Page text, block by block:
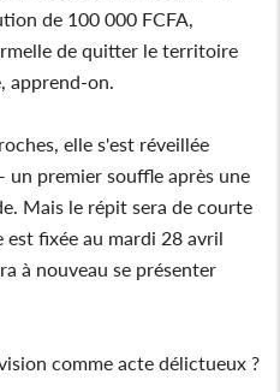
de 100 000 FCFA,
de quitter le territoire
apprend-on.
elle s'est réveillée
un premier souffle après une
Mais le répit sera de courte
est fixée au mardi 28 avril
à nouveau se présenter
comme acte délictueux ?